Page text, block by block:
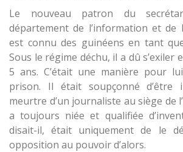
Le nouveau patron du
département de l’information et de
est connu des guinéens en tant
Sous le régime déchu, il a dû s’exiler
5 ans. C’était une manière pour
prison. Il était soupçonné d’être
meurtre d’un journaliste au siège de
a toujours niée et qualifiée
disait-il, était uniquement de le
opposition au pouvoir d’alors.